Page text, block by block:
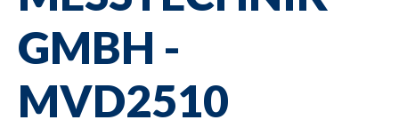
GMBH -
MVD2510